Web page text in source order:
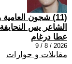
(11) شجون
الشاعر يس النحايفة
عطا درغام
2026 / 8 / 9
مقابلات و حوارات